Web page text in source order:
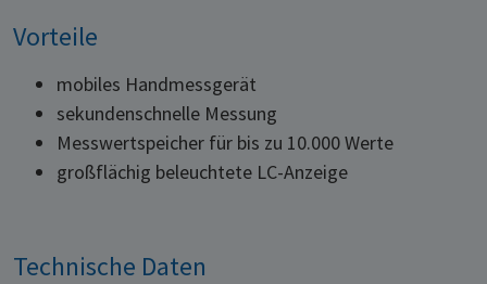
Vorteile
mobiles Handmessgerät
sekundenschnelle Messung
Messwertspeicher für bis zu 10.000 Werte
großflächig beleuchtete LC-Anzeige
Technische Daten